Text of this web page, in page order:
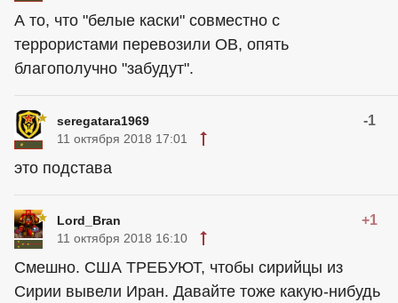
А то, что "белые каски" совместно с
террористами перевозили ОВ, опять
благополучно "забудут".
seregatara1969 -1
11 октября 2018 17:01
это подстава
Lord_Bran +1
11 октября 2018 16:10
Смешно. США ТРЕБУЮТ, чтобы сирийцы из
Сирии вывели Иран. Давайте тоже какую-нибудь